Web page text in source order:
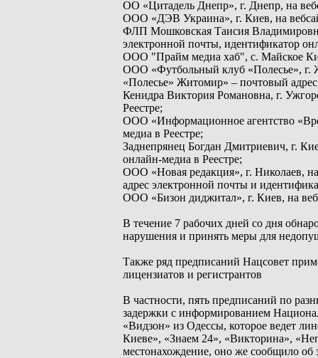
ОО «Цитадель Днепр», г. Днепр, на
ООО «ДЭВ Украина», г. Киев, на
ФЛП Мошковская Таисия
электронной почты, идентификатор
ООО "Прайм медиа хаб", с. Майское
ООО «Футбольный клуб «Полесье», г.
«Полесье» Житомир» – почтовый
Кенидра Виктория Романовна, г.
Реестре;
ООО «Информационное агентство
медиа в Реестре;
Заднепрянец Богдан Дмитриевич, г.
онлайн-медиа в Реестре;
ООО «Новая редакция», г. Николаев,
адрес электронной почты и
ООО «Бизон диджитал», г. Киев, на
В течение 7 рабочих дней со дня
нарушения и принять меры для
Также ряд предписаний Нацсовет
лицензиатов и регистрантов
В частности, пять предписаний по
задержки с информированием
«Видзон» из Одессы, которое ведет
Киеве», «Знаем 24», «Викторина»,
местонахождение, оно же сообщило об